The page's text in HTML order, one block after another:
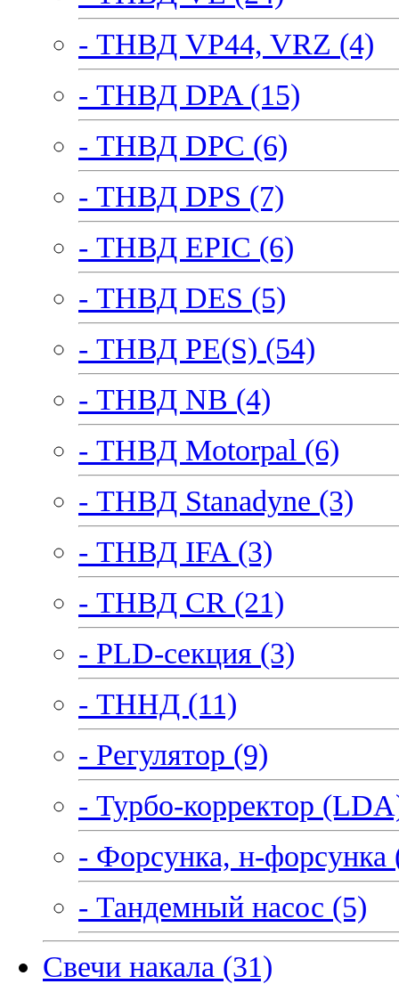
- ТНВД VP44, VRZ (4)
- ТНВД DPA (15)
- ТНВД DPC (6)
- ТНВД DPS (7)
- ТНВД EPIC (6)
- ТНВД DES (5)
- ТНВД PE(S) (54)
- ТНВД NB (4)
- ТНВД Motorpal (6)
- ТНВД Stanadyne (3)
- ТНВД IFA (3)
- ТНВД CR (21)
- PLD-секция (3)
- ТННД (11)
- Регулятор (9)
- Турбо-корректор
- Форсунка, н-форсунка
- Тандемный насос (5)
Свечи накала (31)